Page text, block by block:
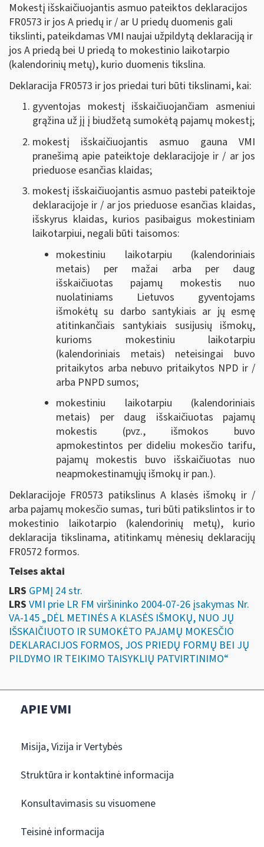
Mokestį išskaičiuojantis asmuo pateiktos deklaracijos
FR0573 ir jos A priedų ir / ar U priedų duomenis gali
tikslinti, pateikdamas VMI naujai užpildytą deklaraciją ir
jos A priedą bei U priedą to mokestinio laikotarpio
(kalendorinių metų), kurio duomenis tikslina.
Deklaracija FR0573 ir jos priedai turi būti tikslinami, kai:
gyventojas mokestį išskaičiuojančiam asmeniui
grąžina už jį į biudžetą sumokėtą pajamų mokestį;
mokestį išskaičiuojantis asmuo gauna VMI
pranešimą apie pateiktoje deklaracijoje ir / ar jos
prieduose esančias klaidas;
mokestį išskaičiuojantis asmuo pastebi pateiktoje
deklaracijoje ir / ar jos prieduose esančias klaidas,
išskyrus klaidas, kurios pasibaigus mokestiniam
laikotarpiui, negali būti taisomos:
mokestiniu laikotarpiu (kalendoriniais
metais) per mažai arba per daug
išskaičiuotas pajamų mokestis nuo
nuolatiniams Lietuvos gyventojams
išmokėtų su darbo santykiais ar jų esmę
atitinkančiais santykiais susijusių išmokų,
kurioms mokestiniu laikotarpiu
(kalendoriniais metais) neteisingai buvo
pritaikytos arba nebuvo pritaikytos NPD ir /
arba PNPD sumos;
mokestiniu laikotarpiu (kalendoriniais
metais) per daug išskaičiuotas pajamų
mokestis (pvz., išmokos buvo
apmokestintos per dideliu mokesčio tarifu,
pajamų mokestis buvo išskaičiuotas nuo
neapmokestinamųjų išmokų ir pan.).
Deklaracijoje FR0573 patikslinus A klasės išmokų ir /
arba pajamų mokesčio sumas, turi būti patikslintos ir to
mokestinio laikotarpio (kalendorinių metų), kurio
deklaracija tikslinama, atitinkamų mėnesių deklaracijų
FR0572 formos.
Teises aktai
LRS GPMĮ 24 str.
LRS VMI prie LR FM viršininko 2004-07-26 įsakymas Nr.
VA-145 „DĖL METINĖS A KLASĖS IŠMOKŲ, NUO JŲ
IŠSKAIČIUOTO IR SUMOKĖTO PAJAMŲ MOKESČIO
DEKLARACIJOS FORMOS, JOS PRIEDŲ FORMŲ BEI JŲ
PILDYMO IR TEIKIMO TAISYKLIŲ PATVIRTINIMO“
APIE VMI
Misija, Vizija ir Vertybės
Struktūra ir kontaktinė informacija
Konsultavimasis su visuomene
Teisinė informacija